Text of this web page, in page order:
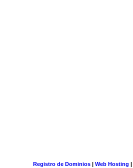
Registro de Dominios| Web Hosting |